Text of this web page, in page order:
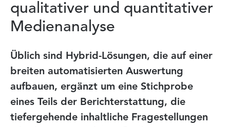
qualitativer und quantitativer
Medienanalyse
Üblich sind Hybrid-Lösungen, die auf einer
breiten automatisierten Auswertung
aufbauen, ergänzt um eine Stichprobe
eines Teils der Berichterstattung, die
tiefergehende inhaltliche Fragestellungen